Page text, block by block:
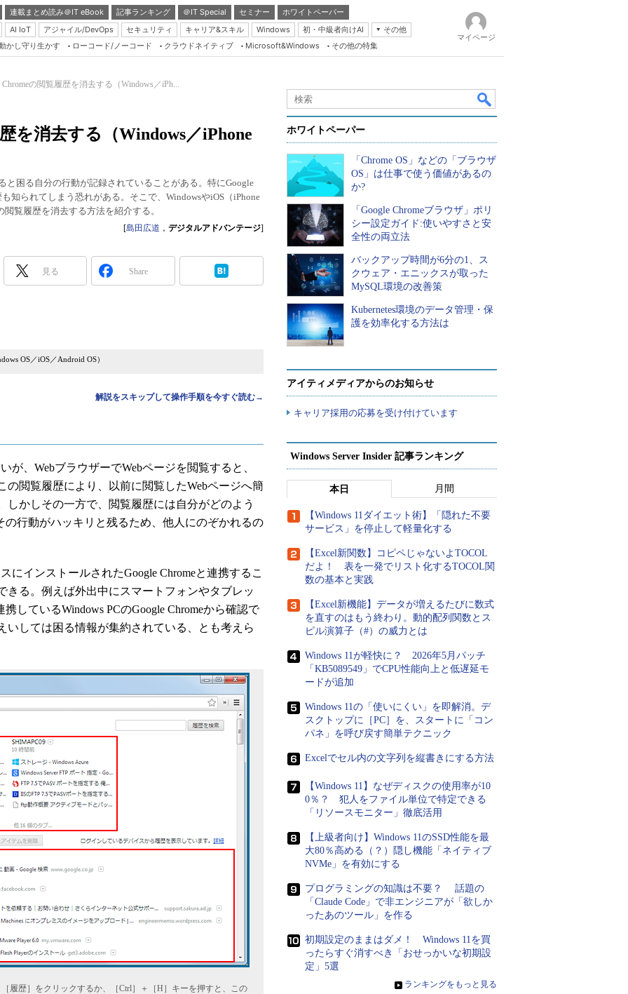
連載まとめ読み＠IT eBook 記事ランキング ＠IT Special セミナー
ホワイトペーパー
AI IoT
アジャイル/DevOps セキュリティ キャリア&スキル Windows 初・中級者向けAI
その他
Server & Storage
Java Agile
Database Expert
Linux ＆ OSS
Master of IP Network
Security & Trust
Test & Tools
かし守り生かす ローコード/ノーコード クラウドネイティブ Microsoft&Windows その他の特集
マイページ
Chromeの閲覧履歴を消去する（Windows／iPh...
を消去する（Windows／iPhone
と困る自分の行動が記録されていることがある。特にGoogle
知られてしまう恐れがある。そこで、WindowsやiOS（iPhone
閲覧履歴を消去する方法を紹介する。
[島田広道 ， デジタルアドバンテージ]
見る Share
OS／iOS／Android OS）
解説をスキップして操作手順を今すぐ読む→
、WebブラウザーでWebページを閲覧すると、
閲覧履歴により、以前に閲覧したWebページへ簡
しかしその一方で、閲覧履歴には自分がどのよう
の行動がハッキリと残るため、他人にのぞかれるの
インストールされたGoogle Chromeと連携するこ
きる。例えば外出中にスマートフォンやタブレッ
しているWindows PCのGoogle Chromeから確認で
いしては困る情報が集約されている、とも考えら
履歴］をクリックするか、［Ctrl］＋［H］キーを押すと、この
ホワイトペーパー
「Chrome OS」などの「ブラウザ
OS」は仕事で使う価値があるの
か?
「Google Chromeブラウザ」ポリ
シー設定ガイド:使いやすさと安
全性の両立法
バックアップ時間が6分の1、ス
クウェア・エニックスが取った
MySQL環境の改善策
Kubernetes環境のデータ管理・保
護を効率化する方法は
アイティメディアからのお知らせ
キャリア採用の応募を受け付けています
Windows Server Insider 記事ランキング
本日 月間
【Windows 11ダイエット術】「隠れた不要
サービス」を停止して軽量化する
【Excel新関数】コピペじゃないよTOCOL
だよ！ 表を一発でリスト化するTOCOL関
数の基本と実践
【Excel新機能】データが増えるたびに数式
を直すのはもう終わり。動的配列関数とス
ピル演算子（#）の威力とは
Windows 11が軽快に？ 2026年5月パッチ
「KB5089549」でCPU性能向上と低遅延モ
ードが追加
Windows 11の「使いにくい」を即解消。デ
スクトップに［PC］を、スタートに「コン
パネ」を呼び戻す簡単テクニック
Excelでセル内の文字列を縦書きにする方法
【Windows 11】なぜディスクの使用率が10
0％？ 犯人をファイル単位で特定できる
「リソースモニター」徹底活用
【上級者向け】Windows 11のSSD性能を最
大80％高める（？）隠し機能「ネイティブ
NVMe」を有効にする
プログラミングの知識は不要？ 話題の
「Claude Code」で非エンジニアが「欲しか
ったあのツール」を作る
初期設定のままはダメ！ Windows 11を買
ったらすぐ消すべき「おせっかいな初期設
定」5選
» ランキングをもっと見る